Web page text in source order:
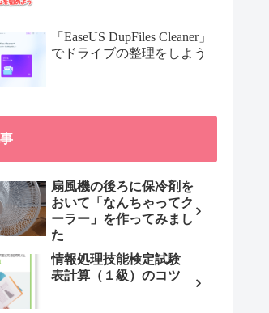
「EaseUS DupFiles Cleaner」
でドライブの整理をしよう
扇風機の後ろに保冷剤を
おいて「なんちゃってク
ーラー」を作ってみまし
た
情報処理技能検定試験
表計算（１級）のコツ